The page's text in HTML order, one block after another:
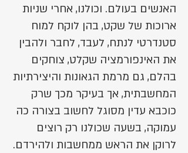
האנשים בעולם. וכולנו, אחרי שניות
ארוכות של שקט, בהן לוקח למוח
סטנדרטי לנתח, לעבד, לחבר ולהבין
את האינפורמציה שקלט, צוחקים
בהלם, גם מרמת הגאונות והיצירתיות
המחשבתית, אך בעיקר מכך שרק
כוכבא עדין מסוגל לחשוב בצורה כה
עמוקה, בשעה שכולנו רק רוצים
לרוקן את הראש ממחשבות ולהירדם.